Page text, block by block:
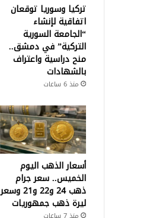
تركيا وسوريا توقعان
اتفاقية لإنشاء
“الجامعة السورية
التركية” في دمشق..
منح دراسية واعتراف
بالشهادات
منذ 6 ساعات
أسعار الذهب اليوم
الخميس.. سعر جرام
ذهب 24 و22 و21 وسعر
ليرة ذهب جمهوريات